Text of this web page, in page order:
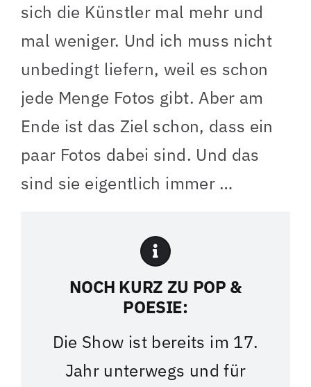
sich die Künstler mal mehr und
mal weniger. Und ich muss nicht
unbedingt liefern, weil es schon
jede Menge Fotos gibt. Aber am
Ende ist das Ziel schon, dass ein
paar Fotos dabei sind. Und das
sind sie eigentlich immer …
NOCH KURZ ZU POP &
POESIE:
Die Show ist bereits im 17.
Jahr unterwegs und für